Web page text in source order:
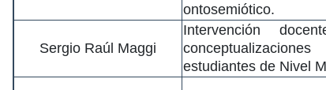
ontosemiótico.
Sergio Raúl Maggi
Intervención
estudiantes de Nivel